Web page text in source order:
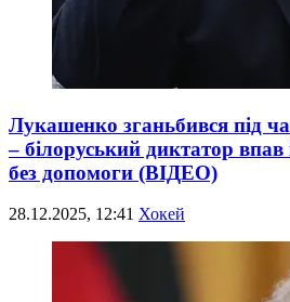
Лукашенко зганьбився під
– білоруський диктатор впав
без допомоги (ВІДЕО)
28.12.2025, 12:41 Хокей